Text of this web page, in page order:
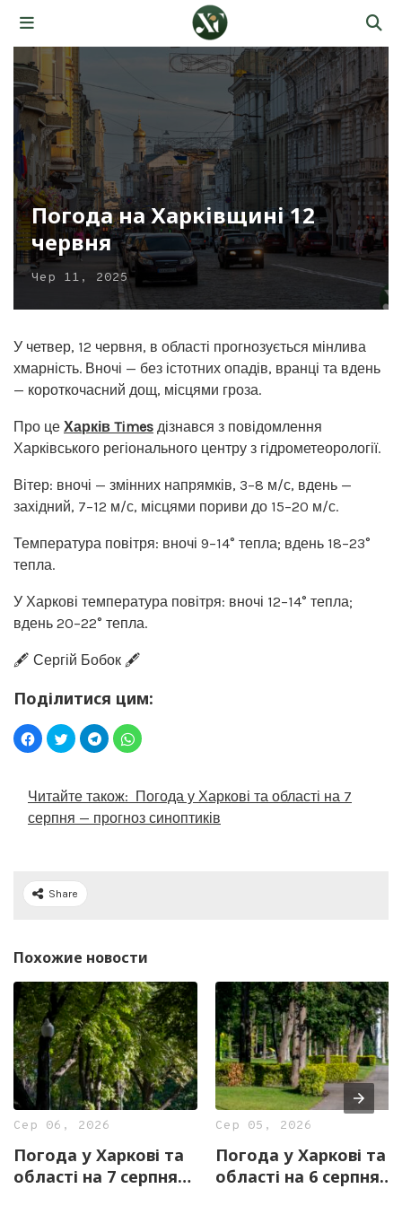
Погода на Харківщині 12
червня
Чер 11, 2025
У четвер, 12 червня, в області прогнозується мінлива
хмарність. Вночі — без істотних опадів, вранці та вдень
— короткочасний дощ, місцями гроза.
Про це Харків Times дізнався з повідомлення
Харківського регіонального центру з гідрометеорології.
Вітер: вночі — змінних напрямків, 3–8 м/с, вдень —
західний, 7–12 м/с, місцями пориви до 15–20 м/с.
Температура повітря: вночі 9–14° тепла; вдень 18–23°
тепла.
У Харкові температура повітря: вночі 12–14° тепла;
вдень 20–22° тепла.
🖋️ Сергій Бобок 🖋️
Поділитися цим:
Читайте також: Погода у Харкові та області на 7
серпня — прогноз синоптиків
Share
Похожие новости
Сер 06, 2026
Погода у Харкові та
області на 7 серпня
Сер 05, 2026
Погода у Харкові та
області на 6 серпня